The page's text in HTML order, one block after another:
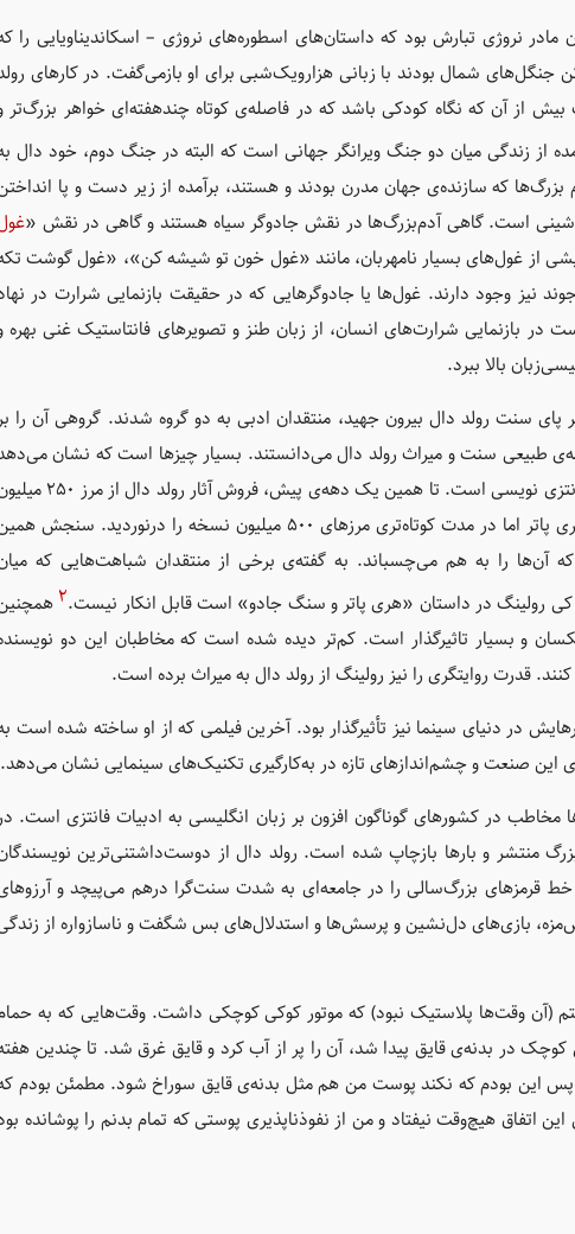
نروژی تبارش بود که داستان‌های اسطوره‌های نروژی – اسکاندیناویایی را
شمال بودند با زبانی هزارویک‌شبی برای او بازمی‌گفت. در کارهای
از آن که نگاه کودکی باشد که در فاصله‌ی کوتاه چندهفته‌ای خواهر بزرگ‌تر
از زندگی میان دو جنگ ویرانگر جهانی است که البته در جنگ دوم، خود دال
بزرگ‌ها که سازنده‌ی جهان مدرن بودند و هستند، برآمده از زیر دست و پا
است. گاهی آدم‌بزرگ‌ها در نقش جادوگر سیاه هستند و گاهی در نقش «
از غول‌های بسیار نامهربان، مانند «غول خون تو شیشه کن»، «غول گوشت
نیز وجود دارند. غول‌ها یا جادوگرهایی که در حقیقت بازنمایی شرارت در
بازنمایی شرارت‌های انسان، از زبان طنز و تصویرهای فانتاستیک غنی بهره
بالا ببرد.
از زیر پای سنت رولد دال بیرون جهید، منتقدان ادبی به دو گروه شدند. گروهی آن را
طبیعی سنت و میراث رولد دال می‌دانستند. بسیار چیزها است که نشان
با هری پاتر، امتداد سنت رولد دال در فانتزی نویسی است. تا همین یک دهه‌ی پیش، فروش آثار رولد
گذشته بود و اکنون نیز هم چنان رو به افزایش است. هری پاتر اما در مدت کوتاه‌تری مرزهای ۵۰۰ میلیون نسخه را درنوردید. سنجش
را به هم می‌چسباند. به گفته‌ی برخی از منتقدان شباهت‌هایی که
رولینگ در داستان «هری پاتر و سنگ جادو» است قابل انکار نیست.۲
و بسیار تاثیرگذار است. کم‌تر دیده شده است که مخاطبان این دو
کنند. قدرت روایتگری را نیز رولینگ از رولد دال به میراث برده است.
در دنیای سینما نیز تأثیرگذار بود. آخرین فیلمی که از او ساخته شده است
مخاطب در کشورهای گوناگون افزون بر زبان انگلیسی به ادبیات فانتزی است.
منتشر و بارها بازچاپ شده است. رولد دال از دوست‌داشتنی‌ترین
خط قرمزهای بزرگ‌سالی را در جامعه‌ای به شدت سنت‌گرا درهم می‌پیچد و
بازی‌های دل‌نشین و پرسش‌ها و استدلال‌های بس شگفت و ناسازواره از
(آن وقت‌ها پلاستیک نبود) که موتور کوکی کوچکی داشت. وقت‌هایی که به
در بدنه‌ی قایق پیدا شد، آن را پر از آب کرد و قایق غرق شد. تا چندین
این بودم که نکند پوست من هم مثل بدنه‌ی قایق سوراخ شود. مطمئن بودم
هیچ‌وقت نیفتاد و من از نفوذناپذیری پوستی که تمام بدنم را پوشانده